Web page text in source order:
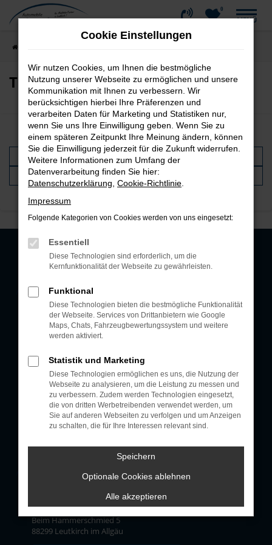
Zum
0
MENÜ
Terminvereinbarung
Servicetermin vereinbaren
per Mail
telefonisch
Öffnungszeiten
Verkauf:
Mo - Fr: 08:30 - 18:00 Uhr
Sa: 09:00 - 12:00 Uhr
Service:
Mo - Fr: 07:00 - 18:00 Uhr
Sa: 08:00 - 12:00 Uhr
24-Stunden Notdienst
Telefon: +49 7561 9803-0
Stitzenberger GmbH
Beim Hammerschmied 5
88299 Leutkirch im Allgäu
Cookie Einstellungen
Wir nutzen Cookies, um Ihnen die bestmögliche
Nutzung unserer Webseite zu ermöglichen und unsere
Kommunikation mit Ihnen zu verbessern. Wir
berücksichtigen hierbei Ihre Präferenzen und
verarbeiten Daten für Marketing und Statistiken nur,
wenn Sie uns Ihre Einwilligung geben. Wenn Sie zu
einem späteren Zeitpunkt Ihre Meinung ändern, können
Sie die Einwilligung jederzeit für die Zukunft widerrufen.
Weitere Informationen zum Umfang der
Datenverarbeitung finden Sie hier:
Datenschutzerklärung Cookie-Richtlinie
Impressum
Folgende Kategorien von Cookies werden von uns eingesetzt:
Essentiell
Diese Technologien sind erforderlich, um die
Kernfunktionalität der Webseite zu gewährleisten.
Funktional
Diese Technologien bieten die bestmögliche Funktionalität
der Webseite. Services von Drittanbietern wie Google
Maps, Chats, Fahrzeugbewertungssystem und weitere
werden aktiviert.
Statistik und Marketing
Diese Technologien ermöglichen es uns, die Nutzung der
Webseite zu analysieren, um die Leistung zu messen und
zu verbessern. Zudem werden Technologien eingesetzt,
die von dritten Werbetreibenden verwendet werden, um
Sie auf anderen Webseiten zu verfolgen und um Anzeigen
zu schalten, die für Ihre Interessen relevant sind.
Speichern
Optionale Cookies ablehnen
Alle akzeptieren